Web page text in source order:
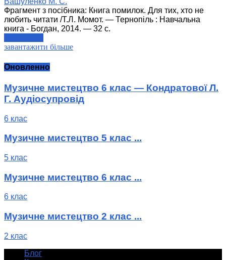
Фрагмент з посібника: Книга помилок. Для тих, хто не
любить читати /Т.Л. Момот. — Тернопіль : Навчальна
книга - Богдан, 2014. — 32 с.
завантажити більше
Оновленно
Музичне мистецтво 6 клас — Кондратової Л.
Г. Аудіосупровід
6 клас
Музичне мистецтво 5 клас ...
5 клас
Музичне мистецтво 6 клас ...
6 клас
Музичне мистецтво 2 клас ...
2 клас
Блог